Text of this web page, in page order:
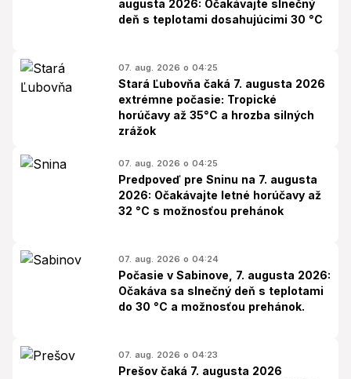
augusta 2026: Očakávajte slnečný
deň s teplotami dosahujúcimi 30 °C
07. aug. 2026 o 04:25
Stará Ľubovňa čaká 7. augusta 2026
extrémne počasie: Tropické
horúčavy až 35°C a hrozba silných
zrážok
07. aug. 2026 o 04:25
Predpoveď pre Sninu na 7. augusta
2026: Očakávajte letné horúčavy až
32 °C s možnosťou prehánok
07. aug. 2026 o 04:24
Počasie v Sabinove, 7. augusta 2026:
Očakáva sa slnečný deň s teplotami
do 30 °C a možnosťou prehánok.
07. aug. 2026 o 04:23
Prešov čaká 7. augusta 2026